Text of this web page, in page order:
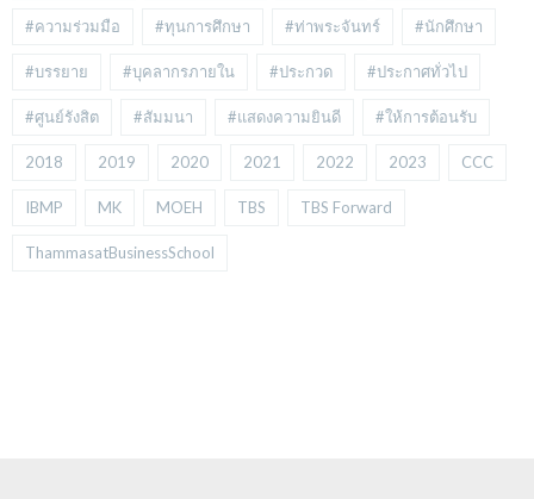
#ความร่วมมือ #ทุนการศึกษา #ท่าพระจันทร์ #นักศึกษา
#บรรยาย #บุคลากรภายใน #ประกวด #ประกาศทั่วไป
#ศูนย์รังสิต #สัมมนา #แสดงความยินดี #ให้การต้อนรับ
2018 2019 2020 2021 2022 2023 CCC
IBMP MK MOEH TBS TBS Forward
ThammasatBusinessSchool